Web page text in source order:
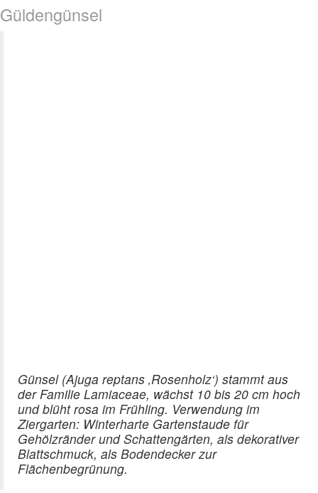
Güldengünsel
Günsel (Ajuga reptans ‚Rosenholz‘) stammt aus
der Familie Lamiaceae, wächst 10 bis 20 cm hoch
und blüht rosa im Frühling. Verwendung im
Ziergarten: Winterharte Gartenstaude für
Gehölzränder und Schattengärten, als dekorativer
Blattschmuck, als Bodendecker zur
Flächenbegrünung.